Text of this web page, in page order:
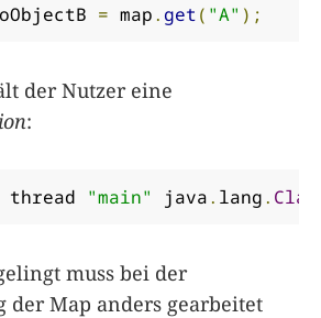
= map. get( "A" );
der Nutzer eine
:
thread "main" java. lang.
muss bei der
der Map anders gearbeitet